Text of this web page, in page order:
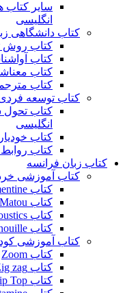
سایر کتاب
انگلیسی
کتاب دانشگاهی
کتاب روش
کتاب
کتاب
کتاب
کتاب توسعه
کتاب
انگلیسی
کتاب
کتاب
کتاب زبان فرانسه
کتاب آموزشی
کتاب clementine
کتاب Tatou Le Matou
کتاب Les Petits Loustics
کتاب LiLi Petite Grenouille
کتاب آموزشی
کتاب Zoom
کتاب Zig zag
کتاب Tip Top